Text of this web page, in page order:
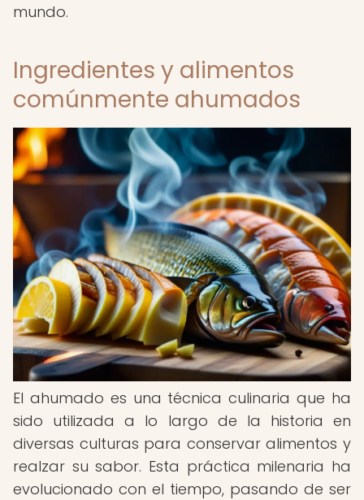
mundo.
Ingredientes y alimentos
comúnmente ahumados
El ahumado es una técnica culinaria que ha
sido utilizada a lo largo de la historia en
diversas culturas para conservar alimentos y
realzar su sabor. Esta práctica milenaria ha
evolucionado con el tiempo, pasando de ser